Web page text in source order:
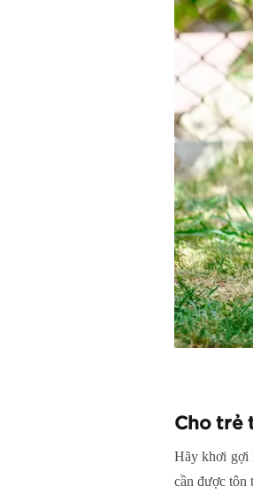
Cho trẻ
Hãy khơi gợi
cần được tôn